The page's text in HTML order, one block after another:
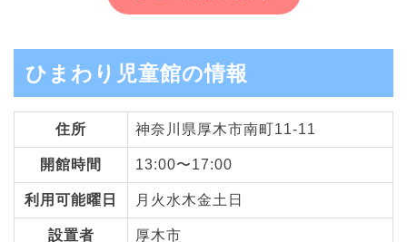
ひまわり児童館の情報
住所 神奈川県厚木市南町11-11
開館時間 13:00〜17:00
利用可能曜日 月火水木金土日
設置者 厚木市